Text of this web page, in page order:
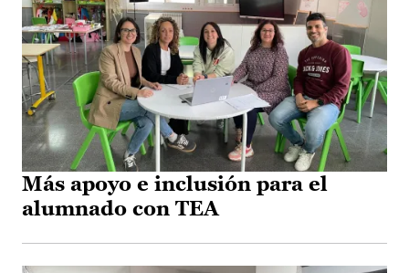
Más apoyo e inclusión para el
alumnado con TEA